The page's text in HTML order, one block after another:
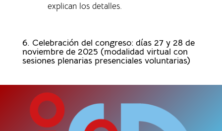
explican los detalles.
6. Celebración del congreso: días 27 y 28 de
noviembre de 2025 (modalidad virtual con
sesiones plenarias presenciales voluntarias)